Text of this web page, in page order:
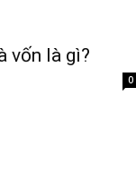
vốn là gì?
0